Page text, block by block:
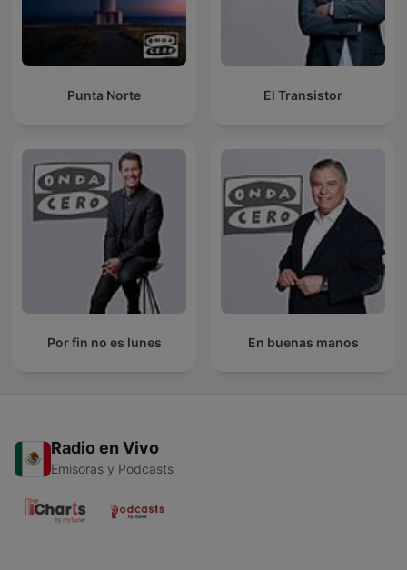
Punta Norte El Transistor
Por fin no es lunes En buenas manos
Radio en Vivo
Emisoras y Podcasts